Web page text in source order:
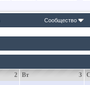
Сообщество
2 3
Вт